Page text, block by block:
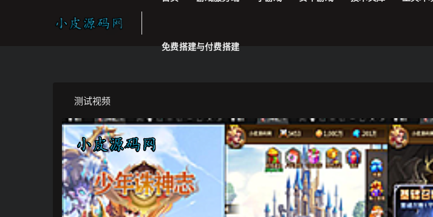
免费搭建与付费搭建
测试视频